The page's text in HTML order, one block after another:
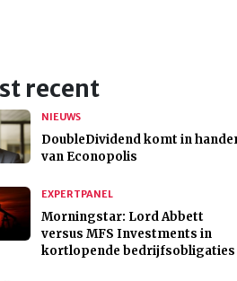
recent
NIEUWS
DoubleDividend komt in
van Econopolis
EXPERTPANEL
Morningstar: Lord Abbett
versus MFS Investments in
kortlopende bedrijfsobligaties